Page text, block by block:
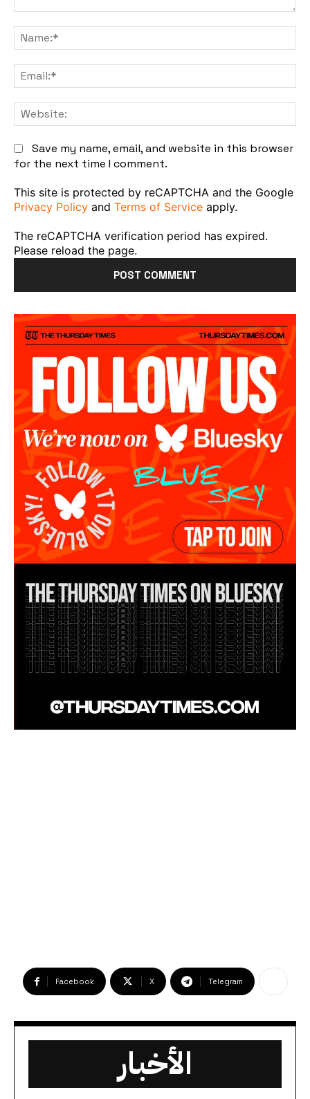
Save my name, email, and website in this browser
for the next time I comment.
This site is protected by reCAPTCHA and the Google
Privacy Policy and Terms of Service apply.
The reCAPTCHA verification period has expired.
Please reload the page.
Facebook X Telegram
الأخبار